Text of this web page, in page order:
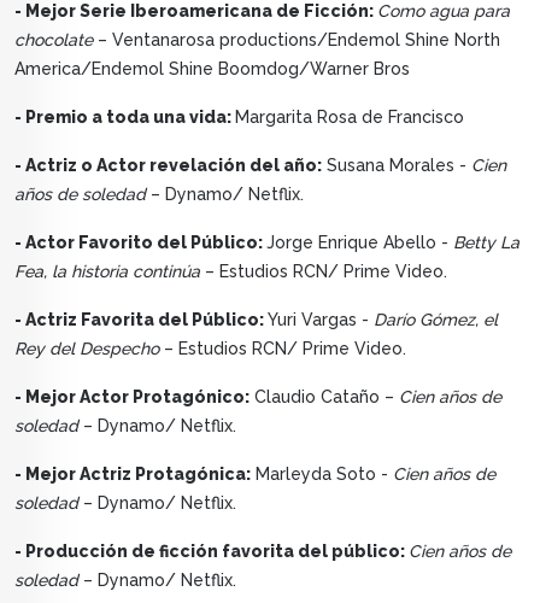
- Mejor Serie Iberoamericana de Ficción: Como agua para
chocolate– Ventanarosa productions/Endemol Shine North
America/Endemol Shine Boomdog/Warner Bros
- Premio a toda una vida: Margarita Rosa de Francisco
- Actriz o Actor revelación del año: Susana Morales - Cien
años de soledad– Dynamo/ Netflix.
- Actor Favorito del Público:Jorge Enrique Abello - Betty La
Fea, la historia continúa – Estudios RCN/ Prime Video.
- Actriz Favorita del Público:Yuri Vargas - Darío Gómez, el
Rey del Despecho– Estudios RCN/ Prime Video.
- Mejor Actor Protagónico: Claudio Cataño – Cien años de
soledad– Dynamo/ Netflix.
- Mejor Actriz Protagónica: Marleyda Soto - Cien años de
soledad– Dynamo/ Netflix.
- Producción de ficción favorita del público: Cien años de
soledad– Dynamo/ Netflix.